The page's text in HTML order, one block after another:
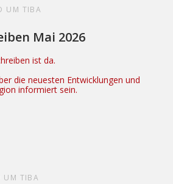
UM TIBA
Mai 2026
ist da.
die neuesten Entwicklungen und
informiert sein.
UM TIBA